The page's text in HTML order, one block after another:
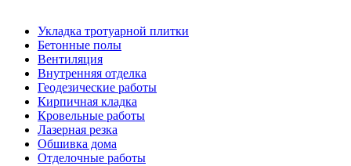
Укладка тротуарной плитки
Бетонные полы
Вентиляция
Внутренняя отделка
Геодезические работы
Кирпичная кладка
Кровельные работы
Лазерная резка
Обшивка дома
Отделочные работы